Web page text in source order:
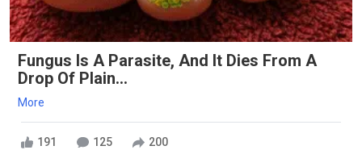
Fungus Is A Parasite, And It Dies From A
Drop Of Plain...
More
191 125 200